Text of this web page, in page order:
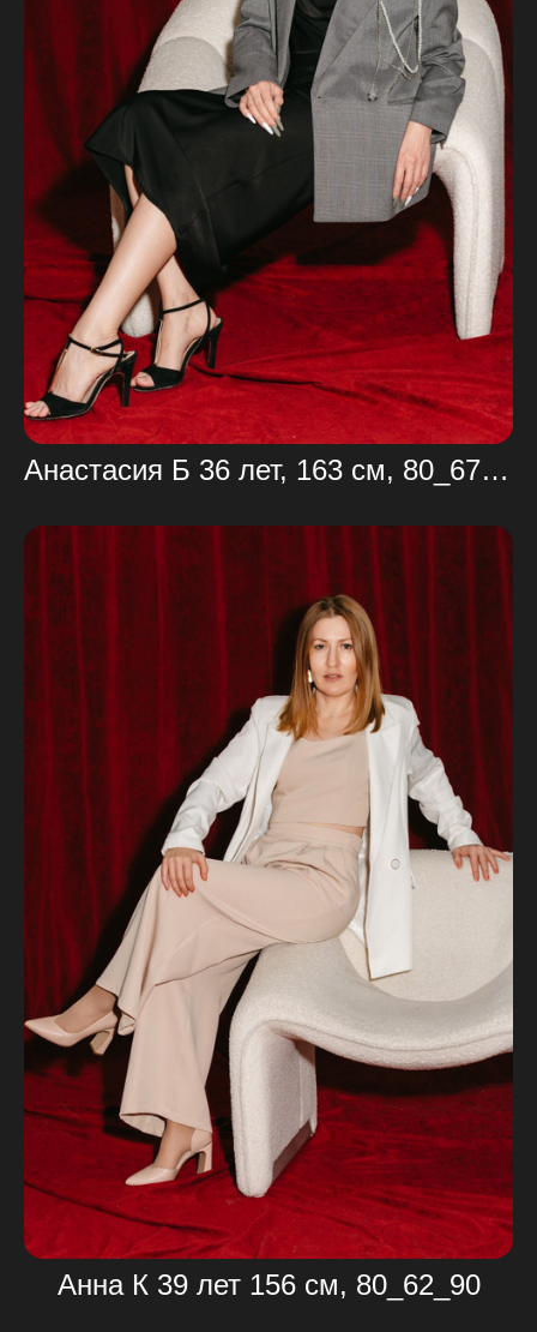
Анастасия Б 36 лет, 163 см, 80_67_92
Анна К 39 лет 156 см, 80_62_90